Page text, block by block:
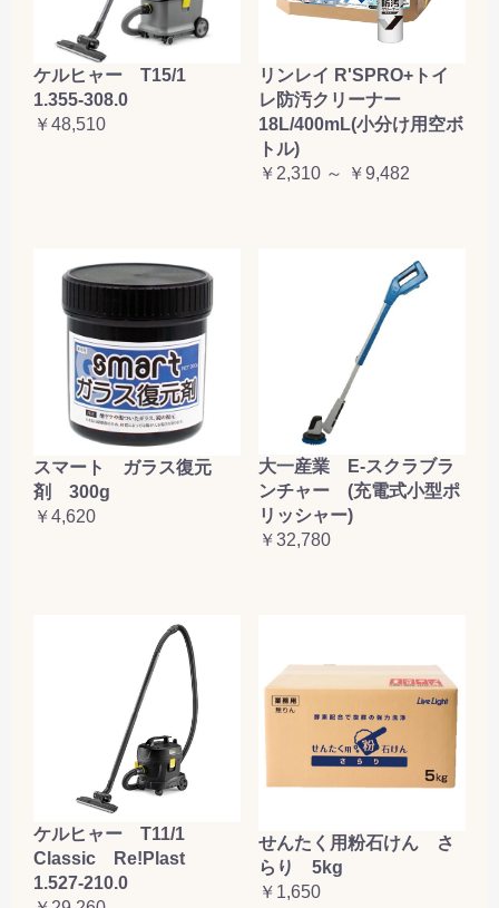
ケルヒャー T15/1
1.355-308.0
￥48,510
リンレイ R'SPRO+トイ
レ防汚クリーナー
18L/400mL(小分け用空ボ
トル)
￥2,310 ～ ￥9,482
スマート ガラス復元
剤 300g
￥4,620
大一産業 E-スクラブラ
ンチャー (充電式小型ポ
リッシャー)
￥32,780
ケルヒャー T11/1
Classic Re!Plast
1.527-210.0
せんたく用粉石けん さ
らり 5kg
￥1,650